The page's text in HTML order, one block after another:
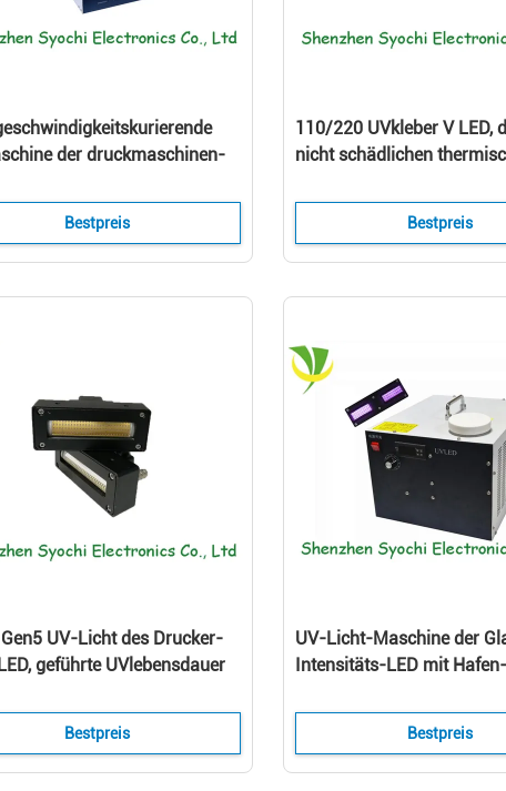
der druckmaschinen-
Bestpreis
110/220 UVkleber V LED,
nicht schädlichen
Bestpreis
UV-Licht des Drucker-
geführte UVlebensdauer
Bestpreis
UV-Licht-Maschine der
Intensitäts-LED mit Hafen-
Bestpreis